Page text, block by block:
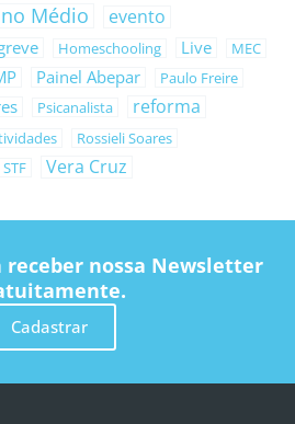
Médio evento
Homeschooling Live
MEC
Painel Abepar Paulo Freire
Psicanalista reforma
Rossieli Soares
STF Vera Cruz
receber nossa Newsletter
Cadastrar